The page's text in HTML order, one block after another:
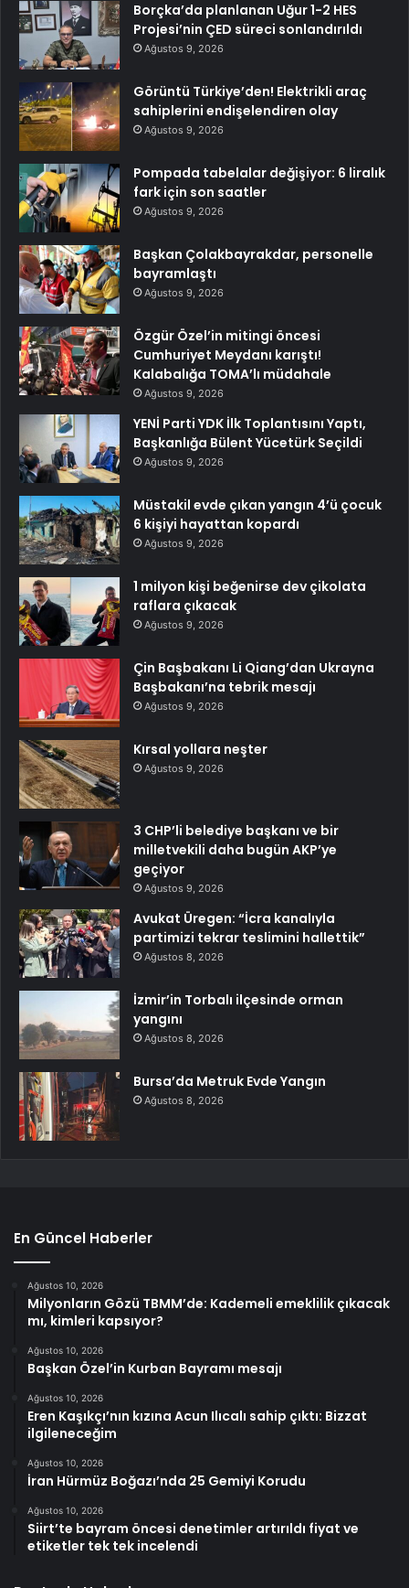
Borçka’da planlanan Uğur 1-2 HES
Projesi’nin ÇED süreci sonlandırıldı
Ağustos 9, 2026
Görüntü Türkiye’den! Elektrikli araç
sahiplerini endişelendiren olay
Ağustos 9, 2026
Pompada tabelalar değişiyor: 6 liralık
fark için son saatler
Ağustos 9, 2026
Başkan Çolakbayrakdar, personelle
bayramlaştı
Ağustos 9, 2026
Özgür Özel’in mitingi öncesi
Cumhuriyet Meydanı karıştı!
Kalabalığa TOMA’lı müdahale
Ağustos 9, 2026
YENİ Parti YDK İlk Toplantısını Yaptı,
Başkanlığa Bülent Yücetürk Seçildi
Ağustos 9, 2026
Müstakil evde çıkan yangın 4’ü çocuk
6 kişiyi hayattan kopardı
Ağustos 9, 2026
1 milyon kişi beğenirse dev çikolata
raflara çıkacak
Ağustos 9, 2026
Çin Başbakanı Li Qiang’dan Ukrayna
Başbakanı’na tebrik mesajı
Ağustos 9, 2026
Kırsal yollara neşter
Ağustos 9, 2026
3 CHP’li belediye başkanı ve bir
milletvekili daha bugün AKP’ye
geçiyor
Ağustos 9, 2026
Avukat Üregen: “İcra kanalıyla
partimizi tekrar teslimini hallettik”
Ağustos 8, 2026
İzmir’in Torbalı ilçesinde orman
yangını
Ağustos 8, 2026
Bursa’da Metruk Evde Yangın
Ağustos 8, 2026
En Güncel Haberler
Ağustos 10, 2026
Milyonların Gözü TBMM’de: Kademeli emeklilik çıkacak
mı, kimleri kapsıyor?
Ağustos 10, 2026
Başkan Özel’in Kurban Bayramı mesajı
Ağustos 10, 2026
Eren Kaşıkçı’nın kızına Acun Ilıcalı sahip çıktı: Bizzat
ilgileneceğim
Ağustos 10, 2026
İran Hürmüz Boğazı’nda 25 Gemiyi Korudu
Ağustos 10, 2026
Siirt’te bayram öncesi denetimler artırıldı fiyat ve
etiketler tek tek incelendi